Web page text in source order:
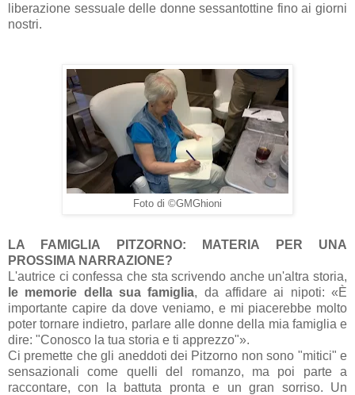
liberazione sessuale delle donne sessantottine fino ai giorni
nostri.
Foto di ©GMGhioni
LA FAMIGLIA PITZORNO: MATERIA PER UNA
PROSSIMA NARRAZIONE?
L'autrice ci confessa che sta scrivendo anche un'altra storia,
le memorie della sua famiglia, da affidare ai nipoti: «È
importante capire da dove veniamo, e mi piacerebbe molto
poter tornare indietro, parlare alle donne della mia famiglia e
dire: "Conosco la tua storia e ti apprezzo"».
Ci premette che gli aneddoti dei Pitzorno non sono "mitici" e
sensazionali come quelli del romanzo, ma poi parte a
raccontare, con la battuta pronta e un gran sorriso. Un